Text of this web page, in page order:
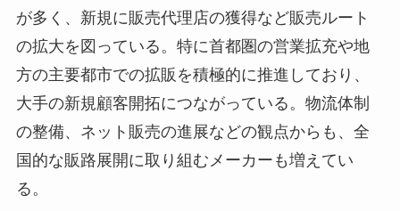
が多く、新規に販売代理店の獲得など販売ルート
の拡大を図っている。特に首都圏の営業拡充や地
方の主要都市での拡販を積極的に推進しており、
大手の新規顧客開拓につながっている。物流体制
の整備、ネット販売の進展などの観点からも、全
国的な販路展開に取り組むメーカーも増えてい
る。